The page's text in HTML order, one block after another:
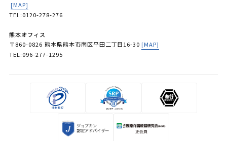
[MAP]
TEL:0120-278-276
熊本オフィス
〒860-0826 熊本県熊本市南区平田二丁目16-30 [MAP]
TEL:096-277-1295